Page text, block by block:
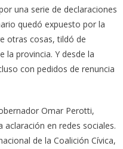
una serie de declaraciones
quedó expuesto por la
otras cosas, tildó de
la provincia. Y desde la
con pedidos de renuncia
Omar Perotti,
en redes sociales.
de la Coalición Cívica,